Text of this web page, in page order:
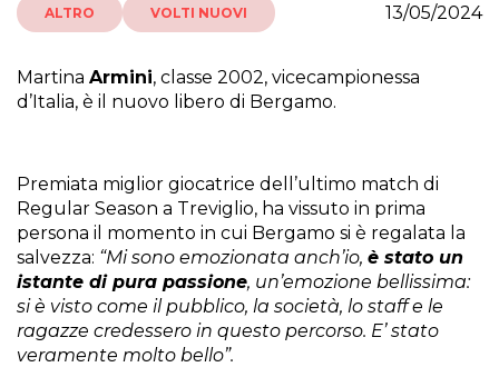
ALTRO VOLTI NUOVI 13/05/2024
Martina Armini, classe 2002, vicecampionessa
d’Italia, è il nuovo libero di Bergamo.
Premiata miglior giocatrice dell’ultimo match di
Regular Season a Treviglio, ha vissuto in prima
persona il momento in cui Bergamo si è regalata la
salvezza: “Mi sono emozionata anch’io, è stato un
istante di pura passione, un’emozione bellissima:
si è visto come il pubblico, la società, lo staff e le
ragazze credessero in questo percorso. E’ stato
veramente molto bello”.